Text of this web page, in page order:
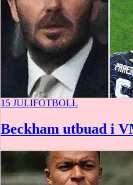
15 JULIFOTBOLL
Beckham utbuad i